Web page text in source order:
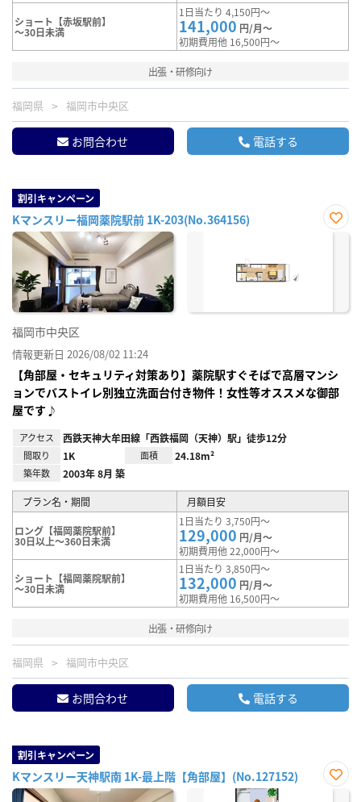
ショート【赤坂駅前】
～30日未満
1日当たり 4,150円～
141,000 円/月～
初期費用他 16,500円～
出張・研修向け
福岡県 福岡市中央区
お問合わせ 電話する
割引キャンペーン
Kマンスリー福岡薬院駅前 1K-203(No.364156)
お気
福岡市中央区
情報更新日 2026/08/02 11:24
【角部屋・セキュリティ対策あり】薬院駅すぐそばで高層マンシ
ョンでバストイレ別独立洗面台付き物件！女性等オススメな御部
屋です♪
アクセス 西鉄天神大牟田線「西鉄福岡（天神）駅」徒歩12分
間取り 1K 面積 24.18m²
築年数 2003年 8月 築
プラン名・期間 月額目安
ロング【福岡薬院駅前】
30日以上～360日未満
1日当たり 3,750円～
129,000 円/月～
初期費用他 22,000円～
ショート【福岡薬院駅前】
～30日未満
1日当たり 3,850円～
132,000 円/月～
初期費用他 16,500円～
出張・研修向け
福岡県 福岡市中央区
お問合わせ 電話する
割引キャンペーン
Kマンスリー天神駅南 1K-最上階【角部屋】(No.127152)
お気